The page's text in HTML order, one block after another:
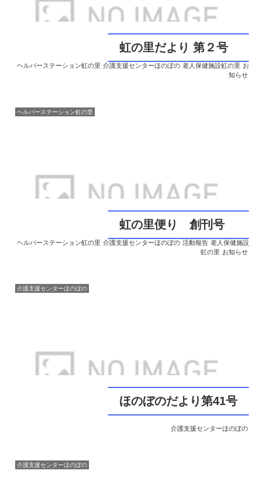
虹の里だより 第２号
ヘルパーステーション虹の里 介護支援センターほのぼの 老人保健施設虹の里 お
知らせ
ヘルパーステーション虹の里
虹の里便り 創刊号
ヘルパーステーション虹の里 介護支援センターほのぼの 活動報告 老人保健施設
虹の里 お知らせ
介護支援センターほのぼの
ほのぼのだより第41号
介護支援センターほのぼの
介護支援センターほのぼの